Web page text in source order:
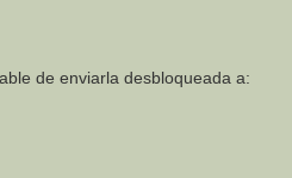
de enviarla desbloqueada a: